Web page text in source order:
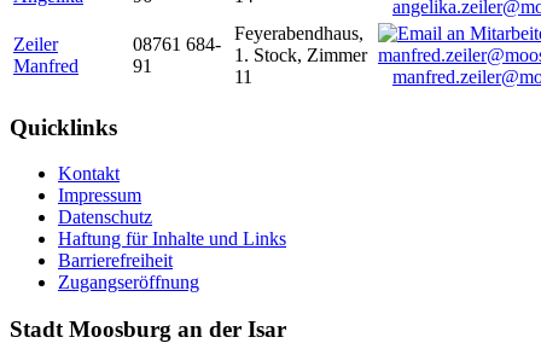
Zeiler
Manfred
08761 684-
91
Feyerabendhaus,
1. Stock, Zimmer
11
Quicklinks
Kontakt
Impressum
Datenschutz
Haftung für Inhalte und Links
Barrierefreiheit
Zugangseröffnung
Stadt Moosburg an der Isar